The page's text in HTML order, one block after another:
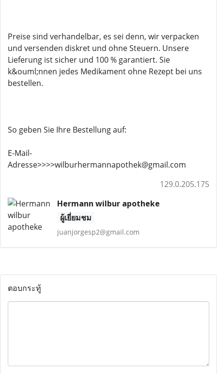
Preise sind verhandelbar, es sei denn, wir verpacken
und versenden diskret und ohne Steuern. Unsere
Lieferung ist sicher und 100 % garantiert. Sie
k&ouml;nnen jedes Medikament ohne Rezept bei uns
bestellen.
So geben Sie Ihre Bestellung auf:
E-Mail-
Adresse>>>>wilburhermannapothek@gmail.com
129.0.205.175
Hermann wilbur apotheke
ผู้เยี่ยมชม
juanjorgesp2@gmail.com
ตอบกระทู้